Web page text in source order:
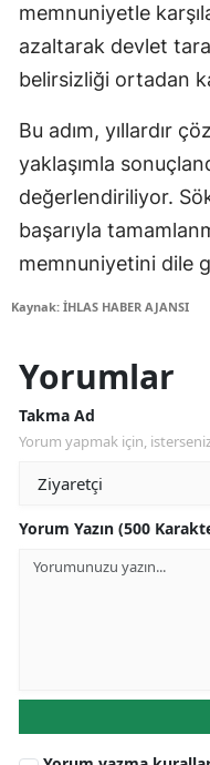
memnuniyetle
azaltarak devlet
belirsizliği ortadan
Bu adım, yıllardır
yaklaşımla
değerlendiriliyor.
başarıyla
memnuniyetini dile
Kaynak: İHLAS HABER AJANSI
Yorumlar
Takma Ad
Yorum yapmak için,
Yorum Yazın (500